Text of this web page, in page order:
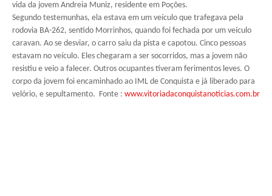
vida da jovem Andreia Muniz, residente em Poções.
Segundo testemunhas, ela estava em um veículo que trafegava pela
rodovia BA-262, sentido Morrinhos, quando foi fechada por um veículo
caravan. Ao se desviar, o carro saiu da pista e capotou. Cinco pessoas
estavam no veículo. Eles chegaram a ser socorridos, mas a jovem não
resistiu e veio a falecer. Outros ocupantes tiveram ferimentos leves. O
corpo da jovem foi encaminhado ao IML de Conquista e já liberado para
velório, e sepultamento. Fonte : www.vitoriadaconquistanoticias.com.br